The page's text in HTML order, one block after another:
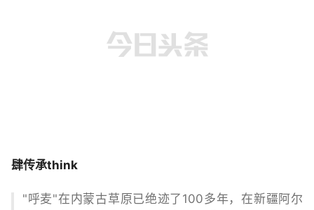
肆传承think
"呼麦"在内蒙古草原已绝迹了100多年，在新疆阿尔